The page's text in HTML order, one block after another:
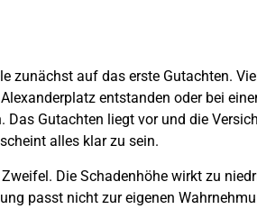
zunächst auf das erste Gutachten.
entstanden oder bei
. Das Gutachten liegt vor und die
alles klar zu sein.
Die Schadenhöhe wirkt zu
passt nicht zur eigenen